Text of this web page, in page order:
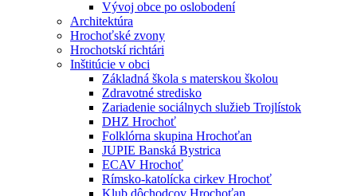
Vývoj obce po oslobodení
Architektúra
Hrochoťské zvony
Hrochotskí richtári
Inštitúcie v obci
Základná škola s materskou školou
Zdravotné stredisko
Zariadenie sociálnych služieb Trojlístok
DHZ Hrochoť
Folklórna skupina Hrochoťan
JUPIE Banská Bystrica
ECAV Hrochoť
Rímsko-katolícka cirkev Hrochoť
Klub dôchodcov Hrochoťan